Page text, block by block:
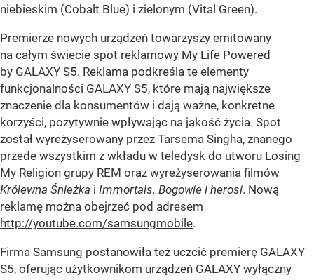
niebieskim (Cobalt Blue) i zielonym (Vital Green).
Premierze nowych urządzeń towarzyszy emitowany
na całym świecie spot reklamowy My Life Powered
by GALAXY S5. Reklama podkreśla te elementy
funkcjonalności GALAXY S5, które mają największe
znaczenie dla konsumentów i dają ważne, konkretne
korzyści, pozytywnie wpływając na jakość życia. Spot
został wyreżyserowany przez Tarsema Singha, znanego
przede wszystkim z wkładu w teledysk do utworu Losing
My Religion grupy REM oraz wyreżyserowania filmów
Królewna Śnieżka i Immortals. Bogowie i herosi. Nową
reklamę można obejrzeć pod adresem
http://youtube.com/samsungmobile.
Firma Samsung postanowiła też uczcić premierę GALAXY
S5, oferując użytkownikom urządzeń GALAXY wyłączny